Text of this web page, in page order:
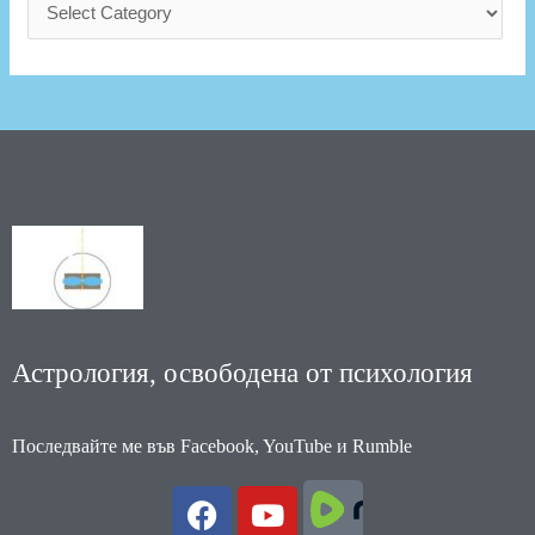
Астрология, освободена от психология
Последвайте ме във Facebook, YouTube и Rumble
F
a
Y
o